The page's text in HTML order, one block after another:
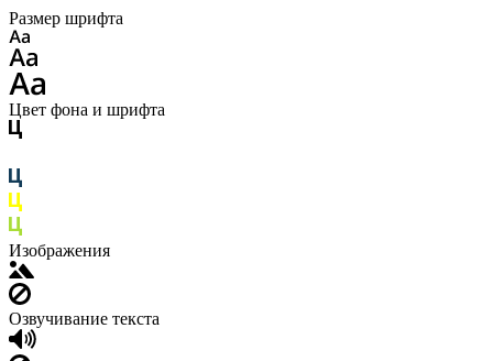
Размер шрифта
Цвет фона и шрифта
Изображения
Озвучивание текста